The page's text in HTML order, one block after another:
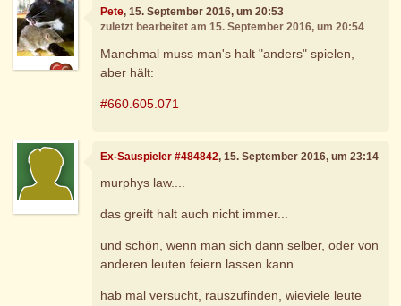
Pete, 15. September 2016, um 20:53
zuletzt bearbeitet am 15. September 2016, um 20:54
Manchmal muss man's halt "anders" spielen,
aber hält:
#660.605.071
Ex-Sauspieler #484842, 15. September 2016, um 23:14
murphys law....
das greift halt auch nicht immer...
und schön, wenn man sich dann selber, oder von
anderen leuten feiern lassen kann...
hab mal versucht, rauszufinden, wieviele leute